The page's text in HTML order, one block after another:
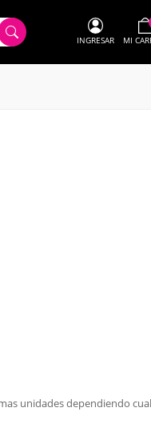
MI
INGRESAR
unidades dependiendo